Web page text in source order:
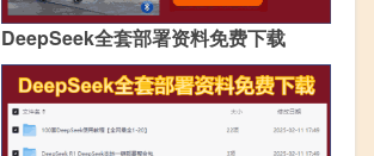
DeepSeek全套部署资料免费下载